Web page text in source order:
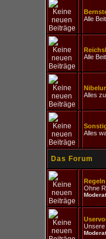
Alle
Alle
Alles
Alles
Das Forum
Ohne
Unsere